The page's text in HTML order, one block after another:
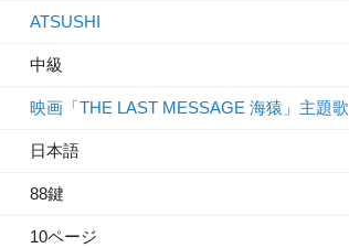
ATSUSHI
中級
映画「THE LAST MESSAGE 海猿」主題歌
日本語
88鍵
10ページ